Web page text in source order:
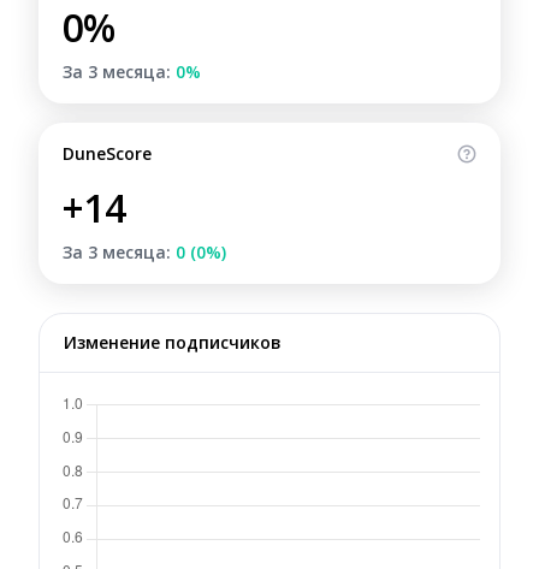
0%
За 3 месяца: 0%
DuneScore
+14
За 3 месяца: 0 (0%)
Изменение подписчиков